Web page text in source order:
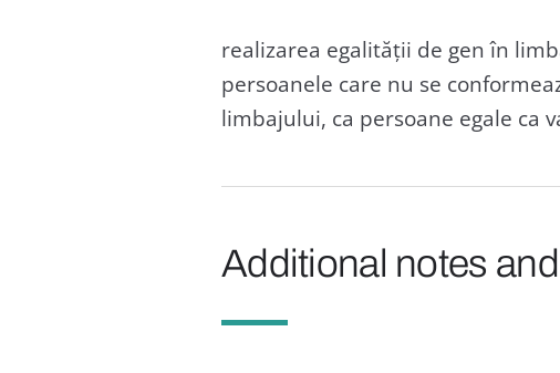
realizarea egalității de gen în
persoanele care nu se
limbajului, ca persoane egale ca
Additional notes